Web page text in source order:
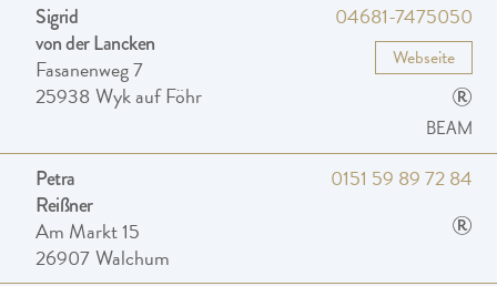
Sigrid
von der Lancken
Fasanenweg 7
25938Wyk auf Föhr
04681-7475050
Webseite
®
BEAM
Petra
Reißner
Am Markt 15
26907Walchum
0151 59 89 72 84
®